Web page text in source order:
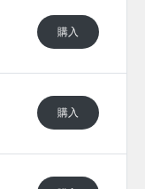
Twitterや Facebook
購入
購入